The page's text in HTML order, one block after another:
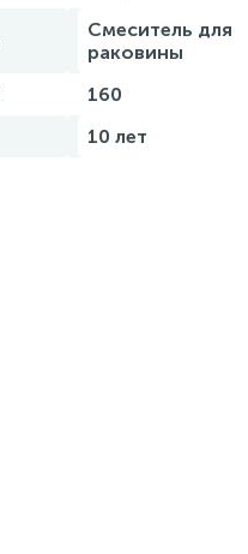
Смеситель для
раковины
160
10 лет